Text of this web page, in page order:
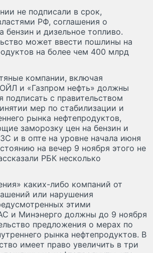
не подписали в срок,
РФ, соглашения о
бензин и дизельное топливо.
может ввести пошлины на
на более чем 400 млрд
компании, включая
и «Газпром нефть» должны
подписать с правительством
мер по стабилизации и
рынка нефтепродуктов,
заморозку цен на бензин и
и в опте на уровне начала июня
на вечер 9 ноября этого не
РБК несколько
каких-либо компаний от
или нарушения
этими
и Минэнерго должны до 9 ноября
предложения о мерах по
рынка нефтепродуктов. В
имеет право увеличить в три